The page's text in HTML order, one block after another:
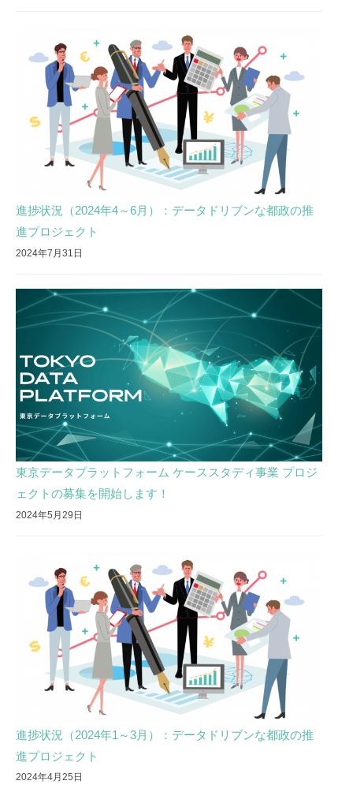
進捗状況（2024年4～6月）：データドリブンな都政の推
進プロジェクト
2024年7月31日
東京データプラットフォーム ケーススタディ事業 プロジ
ェクトの募集を開始します！
2024年5月29日
進捗状況（2024年1～3月）：データドリブンな都政の推
進プロジェクト
2024年4月25日